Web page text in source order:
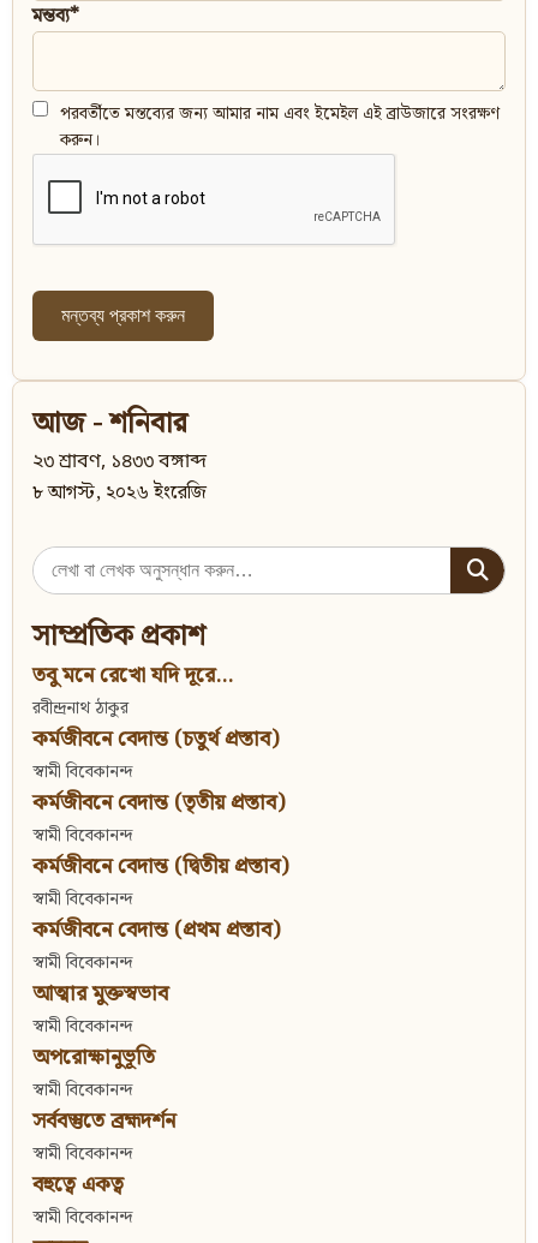
মন্তব্য*
পরবর্তীতে মন্তব্যের জন্য আমার নাম এবং ইমেইল এই ব্রাউজারে সংরক্ষণ
করুন।
আজ - শনিবার
২৩ শ্রাবণ, ১৪৩৩ বঙ্গাব্দ
৮ আগস্ট, ২০২৬ ইংরেজি
Search
for:
সাম্প্রতিক প্রকাশ
তবু মনে রেখো যদি দূরে...
রবীন্দ্রনাথ ঠাকুর
কর্মজীবনে বেদান্ত (চতুর্থ প্রস্তাব)
স্বামী বিবেকানন্দ
কর্মজীবনে বেদান্ত (তৃতীয় প্রস্তাব)
স্বামী বিবেকানন্দ
কর্মজীবনে বেদান্ত (দ্বিতীয় প্রস্তাব)
স্বামী বিবেকানন্দ
কর্মজীবনে বেদান্ত (প্রথম প্রস্তাব)
স্বামী বিবেকানন্দ
আত্মার মুক্তস্বভাব
স্বামী বিবেকানন্দ
অপরোক্ষানুভূতি
স্বামী বিবেকানন্দ
সর্ববস্তুতে ব্রহ্মদর্শন
স্বামী বিবেকানন্দ
বহুত্বে একত্ব
স্বামী বিবেকানন্দ